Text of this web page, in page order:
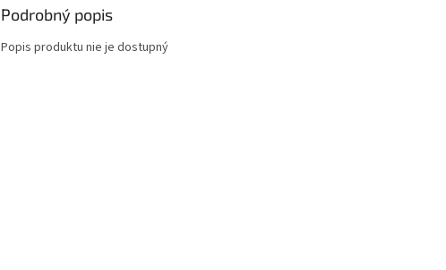
Podrobný popis
Popis produktu nie je dostupný